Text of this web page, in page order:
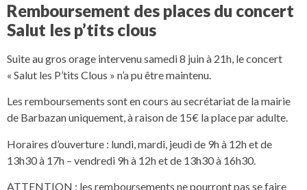
Remboursement des places du concert
Salut les p’tits clous
Suite au gros orage intervenu samedi 8 juin à 21h, le concert
« Salut les P’tits Clous » n’a pu être maintenu.
Les remboursements sont en cours au secrétariat de la mairie
de Barbazan uniquement, à raison de 15€ la place par adulte.
Horaires d’ouverture : lundi, mardi, jeudi de 9h à 12h et de
13h30 à 17h – vendredi 9h à 12h et de 13h30 à 16h30.
ATTENTION : les remboursements ne pourront pas se faire